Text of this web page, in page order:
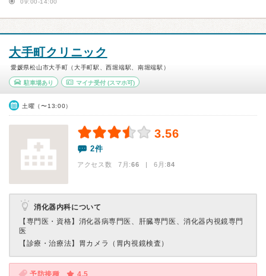
09:00-14:00
大手町クリニック
愛媛県松山市大手町（大手町駅、西堀端駅、南堀端駅）
駐車場あり マイナ受付(スマホ可)
土曜（〜13:00）
3.56
2件
アクセス数 7月:66 | 6月:84
消化器内科について
【専門医・資格】 消化器病専門医、肝臓専門医、消化器内視鏡専門
医
【診療・治療法】 胃カメラ（胃内視鏡検査）
予防接種
4.5